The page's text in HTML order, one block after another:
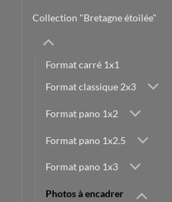
Collection "Bretagne étoilée"
Format carré 1x1
Format classique 2x3
Format pano 1x2
Format pano 1x2.5
Format pano 1x3
Photos à encadrer